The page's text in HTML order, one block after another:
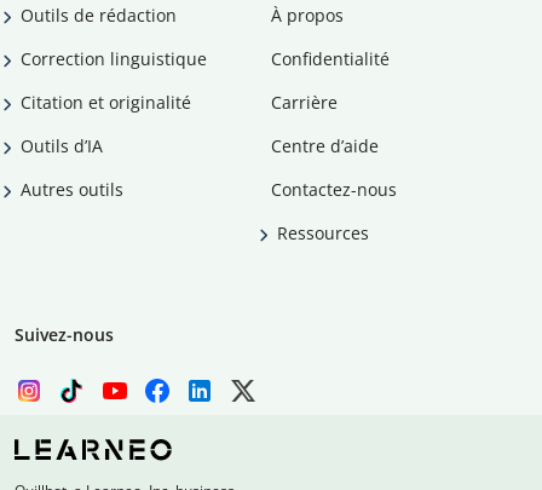
Outils de rédaction
Correction linguistique
Citation et originalité
Outils d’IA
Autres outils
À propos
Confidentialité
Carrière
Centre d’aide
Contactez-nous
Ressources
Suivez-nous